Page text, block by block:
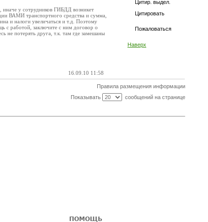
Цитир. выдел.
Цитировать
Пожаловаться
Наверх
иначе у сотрудников ГИБДД возникет
ВАМИ транспортного средства и сумма,
и налоги увеличаться и т.д. Поэтому
с работой, заключите с ним договор о
не потерять друга, т.к. там где замешаны
16.09.10 11:58
Правила размещения информации
Показывать
сообщений на странице
ПОМОЩЬ